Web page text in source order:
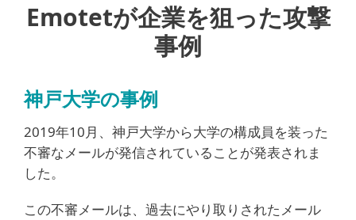
Emotetが企業を狙った攻撃
事例
神戸大学の事例
2019年10月、神戸大学から大学の構成員を装った
不審なメールが発信されていることが発表されま
した。
この不審メールは、過去にやり取りされたメール